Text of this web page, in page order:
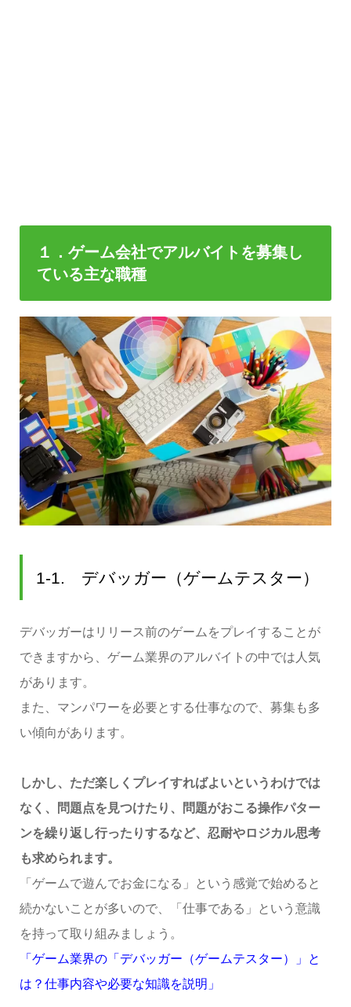
１．ゲーム会社でアルバイトを募集し
ている主な職種
1-1. デバッガー（ゲームテスター）
デバッガーはリリース前のゲームをプレイすることが
できますから、ゲーム業界のアルバイトの中では人気
があります。
また、マンパワーを必要とする仕事なので、募集も多
い傾向があります。
しかし、ただ楽しくプレイすればよいというわけでは
なく、問題点を見つけたり、問題がおこる操作パター
ンを繰り返し行ったりするなど、忍耐やロジカル思考
も求められます。
「ゲームで遊んでお金になる」という感覚で始めると
続かないことが多いので、「仕事である」という意識
を持って取り組みましょう。
「ゲーム業界の「デバッガー（ゲームテスター）」と
は？仕事内容や必要な知識を説明」